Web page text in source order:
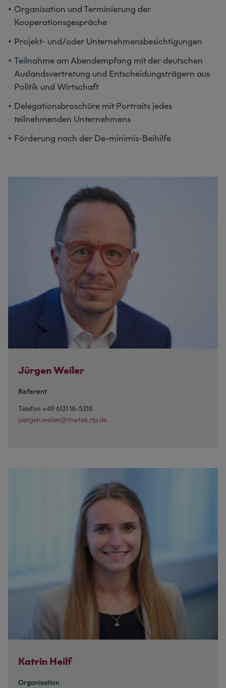
Organisation und Terminierung der
Kooperationsgespräche
Projekt- und/oder Unternehmensbesichtigungen
Teilnahme am Abendempfang mit der deutschen
Auslandsvertretung und Entscheidungsträgern aus
Politik und Wirtschaft
Delegationsbroschüre mit Portraits jedes
teilnehmenden Unternehmens
Förderung nach der De-minimis-Beihilfe
Jürgen Weiler
Referent
Telefon +49 6131 16-5218
juergen.weiler@mwtek.rlp.de
Katrin Heilf
Organisation